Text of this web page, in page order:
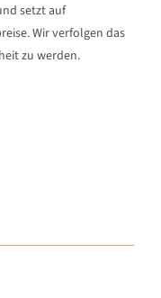
setzt auf
Wir verfolgen das
zu werden.